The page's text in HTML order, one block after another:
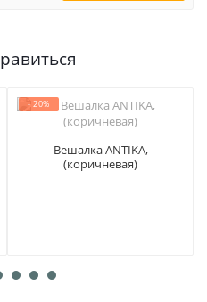
- 20%
Вешалка ANTIKA,
(коричневая)